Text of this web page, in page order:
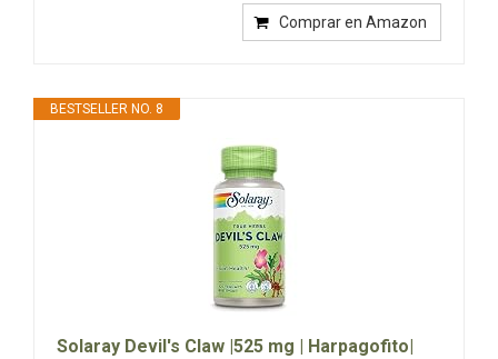
Comprar en Amazon
BESTSELLER NO. 8
Solaray Devil's Claw |525 mg | Harpagofito|